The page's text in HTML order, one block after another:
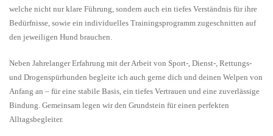
welche nicht nur klare Führung, sondern auch ein tiefes Verständnis für ihre
Bedürfnisse, sowie ein individuelles Trainingsprogramm zugeschnitten auf
den jeweiligen Hund brauchen.
Neben Jahrelanger Erfahrung mit der Arbeit von Sport-, Dienst-, Rettungs-
und Drogenspürhunden begleite ich auch gerne dich und deinen Welpen von
Anfang an – für eine stabile Basis, ein tiefes Vertrauen und eine zuverlässige
Bindung. Gemeinsam legen wir den Grundstein für einen perfekten
Alltagsbegleiter.